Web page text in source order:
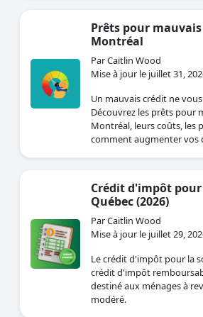
Prêts pour
Montréal
Par Caitlin Wood
Mise à jour le juillet 31,
Un mauvais crédit ne
Découvrez les prêts pour
Montréal, leurs coûts, les
comment augmenter vos
Crédit d'impôt
Québec (2026)
Par Caitlin Wood
Mise à jour le juillet 29,
Le crédit d'impôt pour la
crédit d'impôt
destiné aux ménages à
modéré.